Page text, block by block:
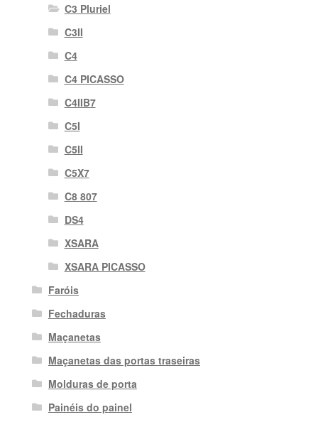
C3 Pluriel
C3II
C4
C4 PICASSO
C4IIB7
C5I
C5II
C5X7
C8 807
DS4
XSARA
XSARA PICASSO
Faróis
Fechaduras
Maçanetas
Maçanetas das portas traseiras
Molduras de porta
Painéis do painel